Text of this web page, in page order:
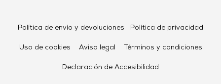
Política de envío y devoluciones Política de privacidad
Uso de cookies Aviso legal Términos y condiciones
Declaración de Accesibilidad